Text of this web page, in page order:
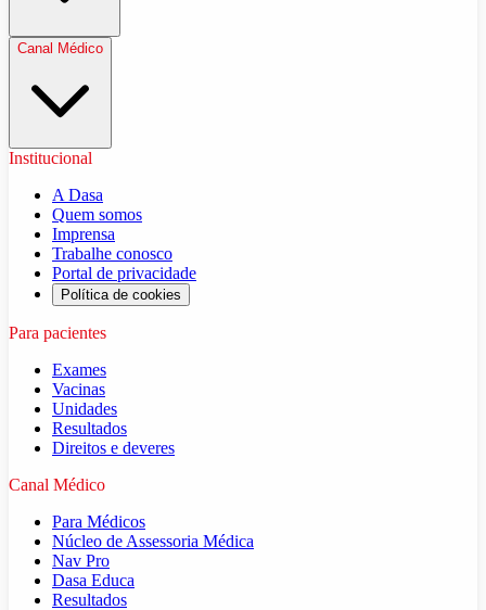
Canal Médico
Institucional
A Dasa
Quem somos
Imprensa
Trabalhe conosco
Portal de privacidade
Política de cookies
Para pacientes
Exames
Vacinas
Unidades
Resultados
Direitos e deveres
Canal Médico
Para Médicos
Núcleo de Assessoria Médica
Nav Pro
Dasa Educa
Resultados